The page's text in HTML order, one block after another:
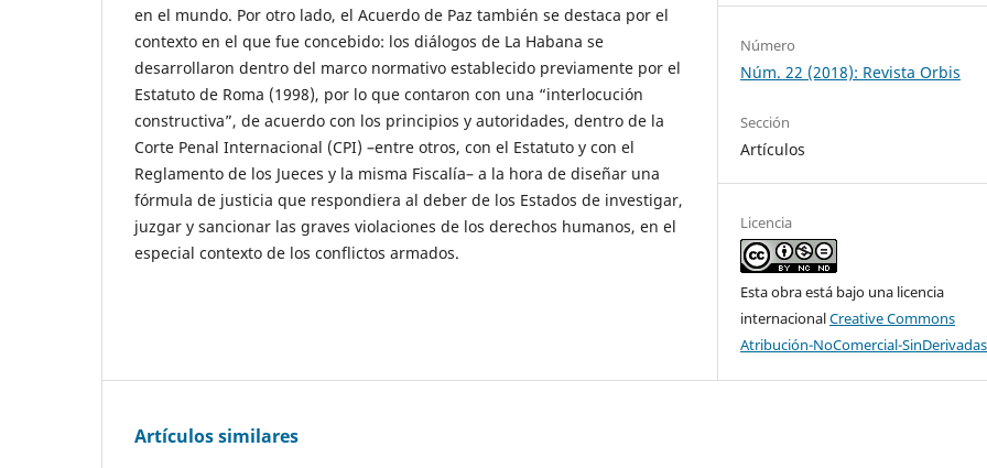
en el mundo. Por otro lado, el Acuerdo de Paz también se destaca por el
contexto en el que fue concebido: los diálogos de La Habana se
desarrollaron dentro del marco normativo establecido previamente por el
Estatuto de Roma (1998), por lo que contaron con una “interlocución
constructiva”, de acuerdo con los principios y autoridades, dentro de la
Corte Penal Internacional (CPI) –entre otros, con el Estatuto y con el
Reglamento de los Jueces y la misma Fiscalía– a la hora de diseñar una
fórmula de justicia que respondiera al deber de los Estados de investigar,
juzgar y sancionar las graves violaciones de los derechos humanos, en el
especial contexto de los conflictos armados.
Número
Núm. 22 (2018): Revista Orbis
Sección
Artículos
Licencia
Esta obra está bajo una licencia
internacionalCreative Commons
Atribución-NoComercial-
Artículos similares